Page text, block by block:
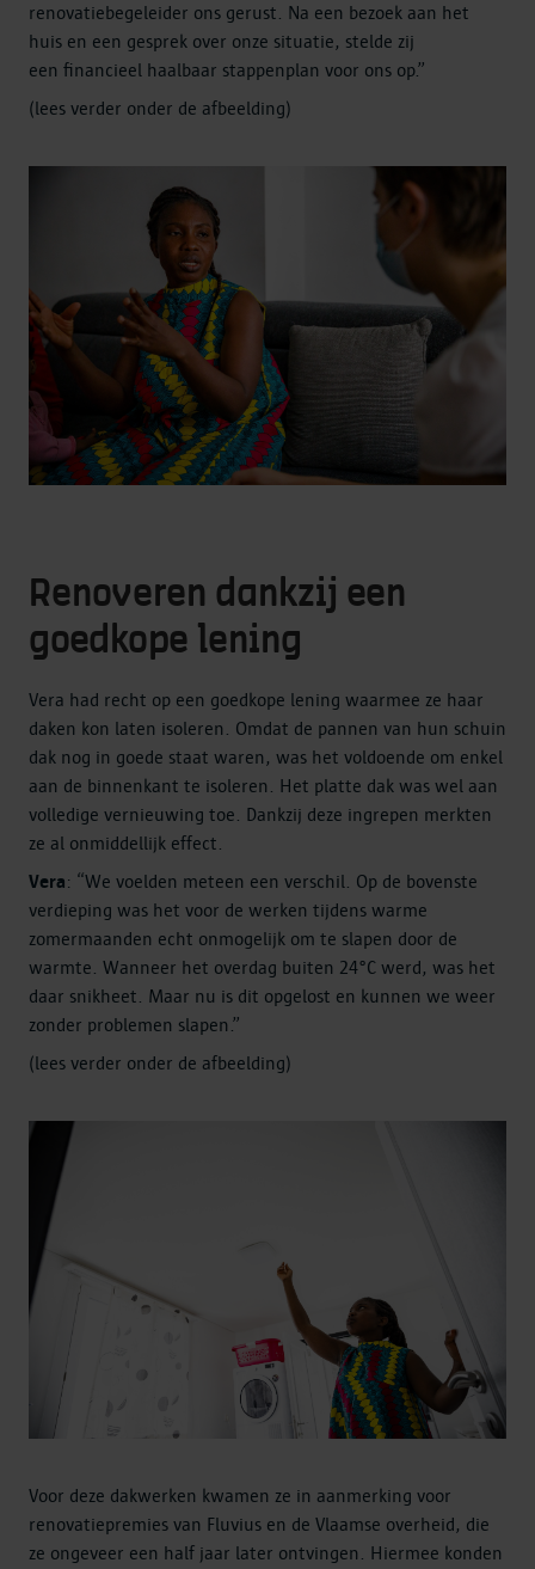
renovatiebegeleider ons gerust. Na een bezoek aan het
huis en een gesprek over onze situatie, stelde zij
een financieel haalbaar stappenplan voor ons op.”
(lees verder onder de afbeelding)
Renoveren dankzij een
goedkope lening
Vera had recht op een goedkope lening waarmee ze haar
daken kon laten isoleren. Omdat de pannen van hun schuin
dak nog in goede staat waren, was het voldoende om enkel
aan de binnenkant te isoleren. Het platte dak was wel aan
volledige vernieuwing toe. Dankzij deze ingrepen merkten
ze al onmiddellijk effect.
Vera: “We voelden meteen een verschil. Op de bovenste
verdieping was het voor de werken tijdens warme
zomermaanden echt onmogelijk om te slapen door de
warmte. Wanneer het overdag buiten 24°C werd, was het
daar snikheet. Maar nu is dit opgelost en kunnen we weer
zonder problemen slapen.”
(lees verder onder de afbeelding)
Voor deze dakwerken kwamen ze in aanmerking voor
renovatiepremies van Fluvius en de Vlaamse overheid, die
ze ongeveer een half jaar later ontvingen. Hiermee konden